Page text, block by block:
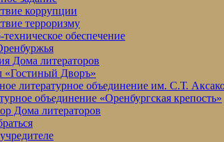
коррупции
терроризму
обеспечение
Дома литераторов
«Гостиный Дворъ»
литературное объединение им. С.Т.
объединение «Оренбургская крепость»
Дома литераторов